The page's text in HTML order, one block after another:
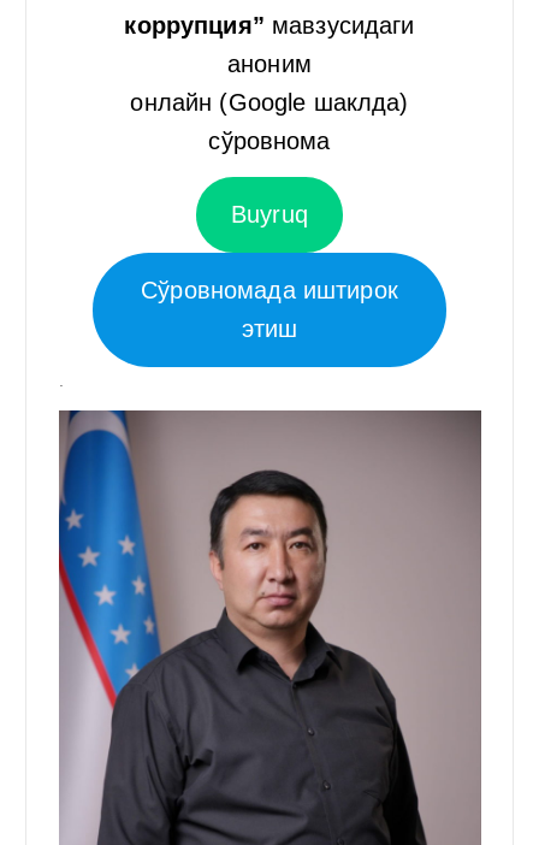
коррупция” мавзусидаги
аноним
онлайн (Google шаклда)
сўровнома
Buyruq
Сўровномада иштирок
этиш